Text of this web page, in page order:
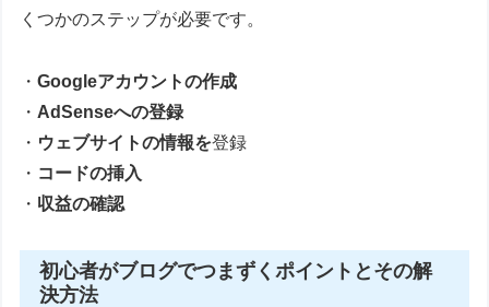
くつかのステップが必要です。
・Googleアカウントの作成
・ AdSenseへの登録
・ ウェブサイトの情報を登録
・ コードの挿入
・ 収益の確認
初心者がブログでつまずくポイントとその解
決方法